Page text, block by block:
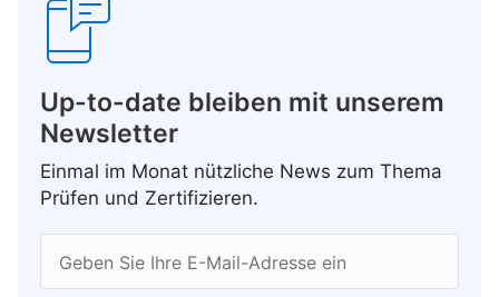
Up-to-date bleiben mit unserem
Newsletter
Einmal im Monat nützliche News zum Thema
Prüfen und Zertifizieren.
Geben Sie Ihre E-Mail-Adresse ein